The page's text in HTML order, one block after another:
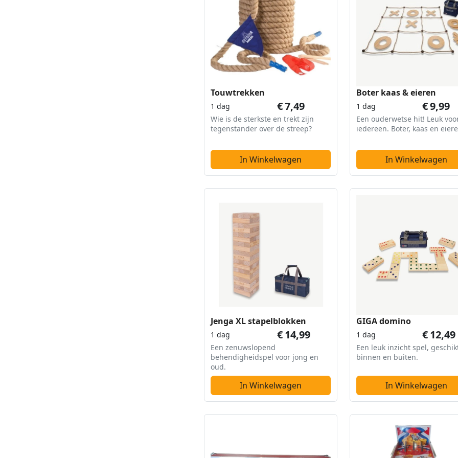
Touwtrekken
1 dag €7,49
Wie is de sterkste en trekt zijn
tegenstander over de streep?
In Winkelwagen
Boter kaas & eieren
1 dag €9,99
Een ouderwetse hit! Leuk
iedereen. Boter, kaas en
In Winkelwagen
Jenga XL stapelblokken
1 dag € 14,99
Een zenuwslopend
behendigheidspel voor jong en
oud.
In Winkelwagen
GIGA domino
1 dag €12,49
Een leuk inzicht spel,
binnen en buiten.
In Winkelwagen